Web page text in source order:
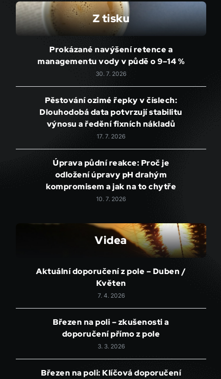
Z tisku
Prokázané navýšení retence a
managementu vody v půdě o 9–14 %
30. 7. 2026
Pěstování ozimé řepky v číslech:
Dlouhodobá data potvrzují stabilitu
výnosu a ředění fixních nákladů
17. 7. 2026
Úprava půdní reakce: Proč je
odložení úpravy pH drahým
kompromisem a jak na to chytře
10. 7. 2026
Videa
Aktuální doporučení z pole – Duben /
Květen
7. 4. 2026
Březen na poli – zkušenosti a
doporučení přímo z pole
3. 3. 2026
Březen na poli: Klíčová doporučení